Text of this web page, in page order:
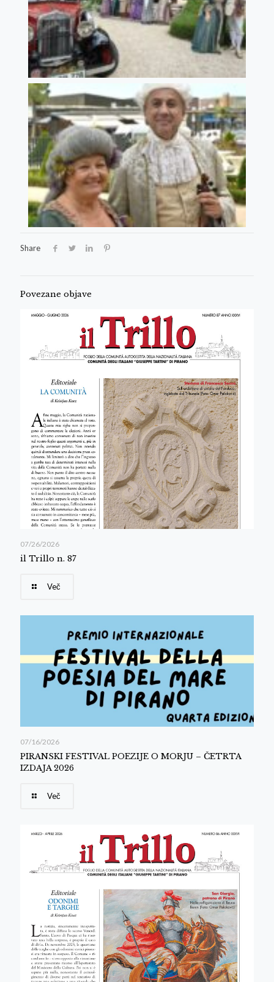
Share
Povezane objave
07/26/2026
il Trillo n. 87
Več
07/16/2026
PIRANSKI FESTIVAL POEZIJE O MORJU – ČETRTA
IZDAJA 2026
Več